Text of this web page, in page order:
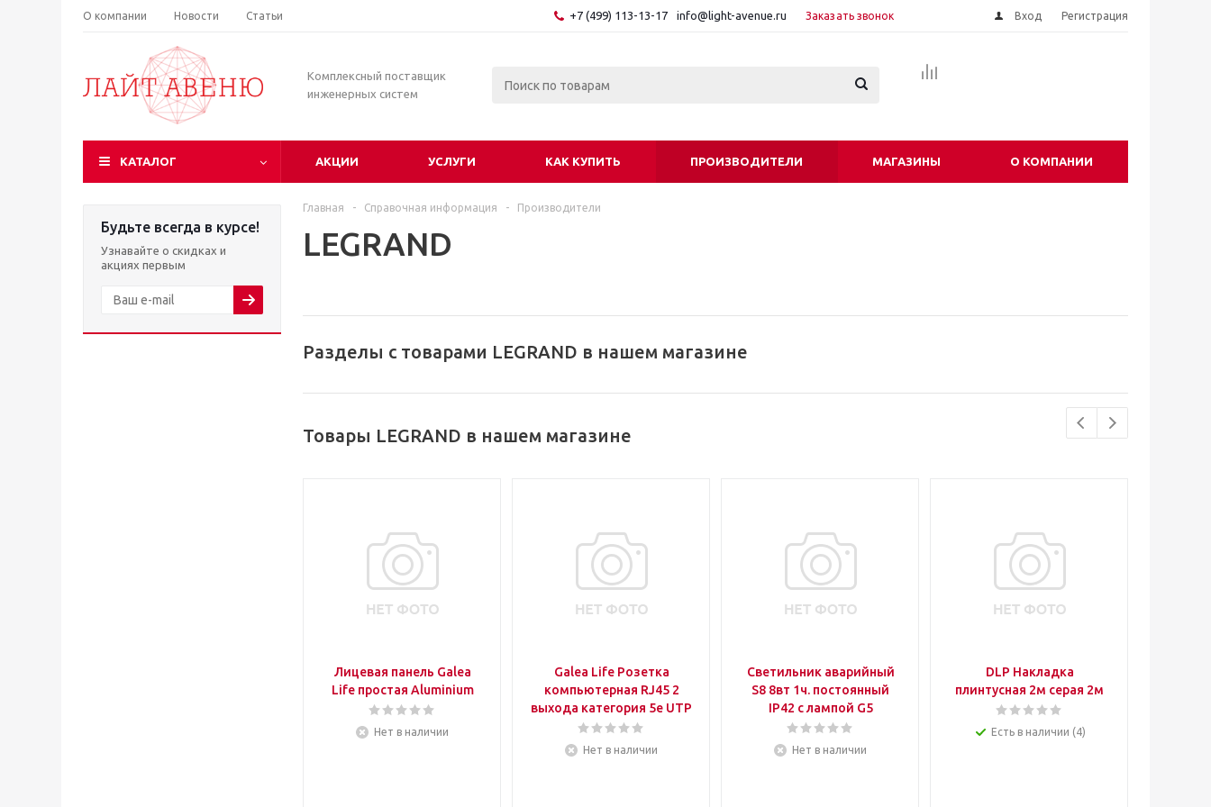
О компании Новости Статьи +7 (499) 113-13-17 info@light-avenue.ru Заказать звонок Вход Регистрация
Комплексный поставщик
инженерных систем
КАТАЛОГ АКЦИИ УСЛУГИ КАК КУПИТЬ ПРОИЗВОДИТЕЛИ МАГАЗИНЫ О КОМПАНИИ
Будьте всегда в курсе!
Узнавайте о скидках и
акциях первым
Главная - Справочная информация - Производители
LEGRAND
Разделы с товарами LEGRAND в нашем магазине
Товары LEGRAND в нашем магазине
Лицевая панель Galea
Life простая Aluminium
Нет в наличии
Galea Life Розетка
компьютерная RJ45 2
выхода категория 5е UTP
Нет в наличии
Светильник аварийный
S8 8вт 1ч. постоянный
IP42 с лампой G5
Нет в наличии
DLP Накладка
плинтусная 2м серая 2м
Есть в наличии (4)